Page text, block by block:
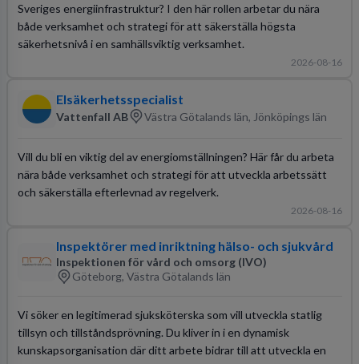
Sveriges energiinfrastruktur? I den här rollen arbetar du nära
både verksamhet och strategi för att säkerställa högsta
säkerhetsnivå i en samhällsviktig verksamhet.
2026-08-16
Elsäkerhetsspecialist
Vattenfall AB Västra Götalands län, Jönköpings län
Vill du bli en viktig del av energiomställningen? Här får du arbeta
nära både verksamhet och strategi för att utveckla arbetssätt
och säkerställa efterlevnad av regelverk.
2026-08-16
Inspektörer med inriktning hälso- och sjukvård
Inspektionen för vård och omsorg (IVO)
Göteborg, Västra Götalands län
Vi söker en legitimerad sjuksköterska som vill utveckla statlig
tillsyn och tillståndsprövning. Du kliver in i en dynamisk
kunskapsorganisation där ditt arbete bidrar till att utveckla en